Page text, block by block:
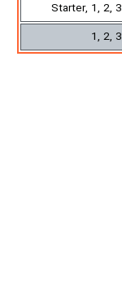
Starter, 1, 2, 3
3 ,2 ,1